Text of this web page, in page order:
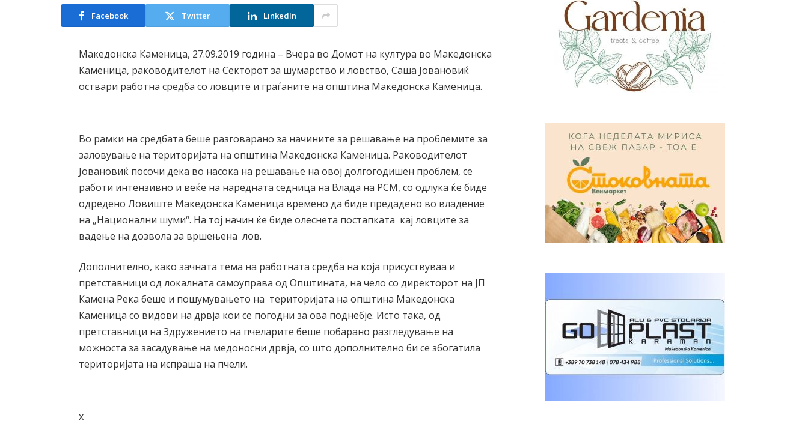
Facebook Twitter LinkedIn
Македонска Каменица, 27.09.2019 година – Вчера во Домот на култура во Македонска
Каменица, раководителот на Секторот за шумарство и ловство, Саша Јовановиќ
оствари работна средба со ловците и граѓаните на општина Македонска Каменица.
Во рамки на средбата беше разговарано за начините за решавање на проблемите за
заловување на територијата на општина Македонска Каменица. Раководителот
Јовановиќ посочи дека во насока на решавање на овој долгогодишен проблем, се
работи интензивно и веќе на наредната седница на Влада на РСМ, со одлука ќе биде
одредено Ловиште Македонска Каменица времено да биде предадено во владение
на „Национални шуми“. На тој начин ќе биде олеснета постапката кај ловците за
вадење на дозвола за вршењена лов.
Дополнително, како зачната тема на работната средба на која присуствуваа и
претставници од локалната самоуправа од Општината, на чело со директорот на ЈП
Камена Река беше и пошумувањето на територијата на општина Македонска
Каменица со видови на дрвја кои се погодни за ова поднебје. Исто така, од
претставници на Здружението на пчеларите беше побарано разгледување на
можноста за засадување на медоносни дрвја, со што дополнително би се збогатила
територијата на испраша на пчели.
х